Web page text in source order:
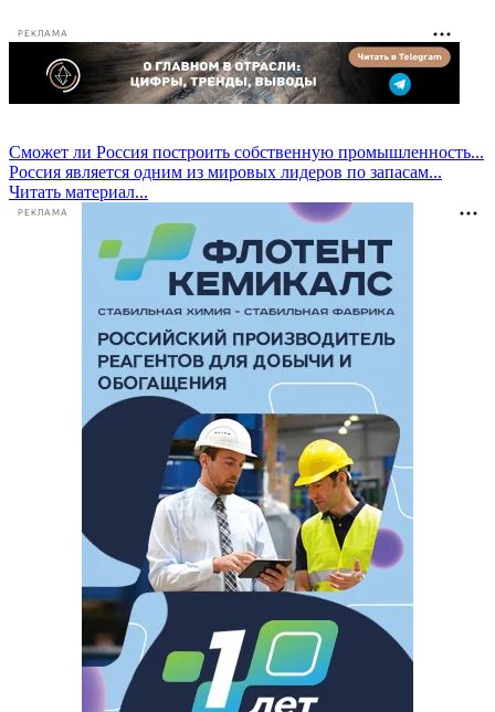
РЕКЛАМА
Сможет ли Россия построить собственную промышленность...
Россия является одним из мировых лидеров по запасам...
Читать материал...
РЕКЛАМА